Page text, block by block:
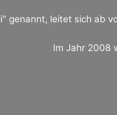
genannt, leitet sich ab
Im Jahr 2008